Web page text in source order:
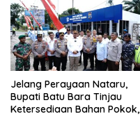
Jelang Perayaan Nataru,
Bupati Batu Bara Tinjau
Ketersediaan Bahan Pokok,